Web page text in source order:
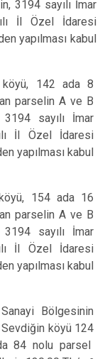
3194 sayılı İmar
İl Özel İdaresi
yapılması kabul
köyü, 142 ada 8
parselin A ve B
sayılı İmar
İl Özel İdaresi
yapılması kabul
154 ada 16
parselin A ve B
sayılı İmar
İl Özel İdaresi
yapılması kabul
Bölgesinin
köyü 124
84 nolu parsel